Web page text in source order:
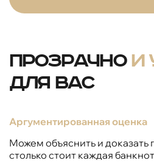
Прозрачно и
для вас
Аргументированная оценка
Можем объяснить и
столько стоит каждая